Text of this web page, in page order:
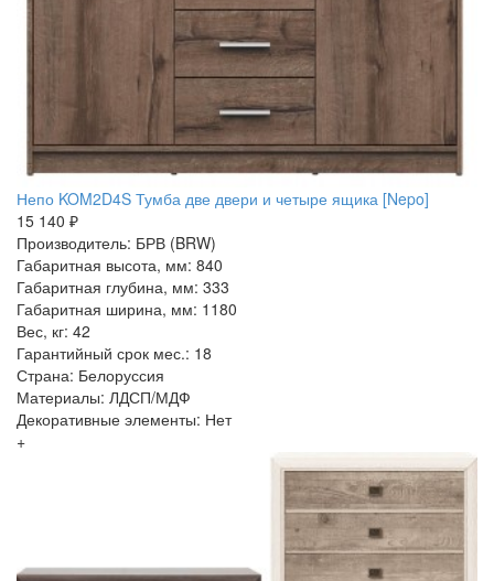
Непо KOM2D4S Тумба две двери и четыре ящика [Nepo]
15 140 ₽
Производитель: БРВ (BRW)
Габаритная высота, мм: 840
Габаритная глубина, мм: 333
Габаритная ширина, мм: 1180
Вес, кг: 42
Гарантийный срок мес.: 18
Страна: Белоруссия
Материалы: ЛДСП/МДФ
Декоративные элементы: Нет
+